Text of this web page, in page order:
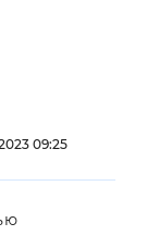
09:25